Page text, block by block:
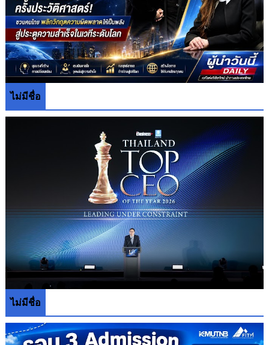
ไม่มีชื่อ
ไม่มีชื่อ